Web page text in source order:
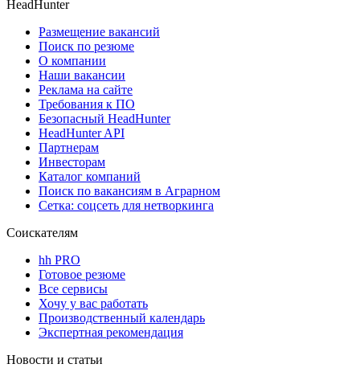
HeadHunter
Размещение вакансий
Поиск по резюме
О компании
Наши вакансии
Реклама на сайте
Требования к ПО
Безопасный HeadHunter
HeadHunter API
Партнерам
Инвесторам
Каталог компаний
Поиск по вакансиям в Аграрном
Сетка: соцсеть для нетворкинга
Соискателям
hh PRO
Готовое резюме
Все сервисы
Хочу у вас работать
Производственный календарь
Экспертная рекомендация
Новости и статьи